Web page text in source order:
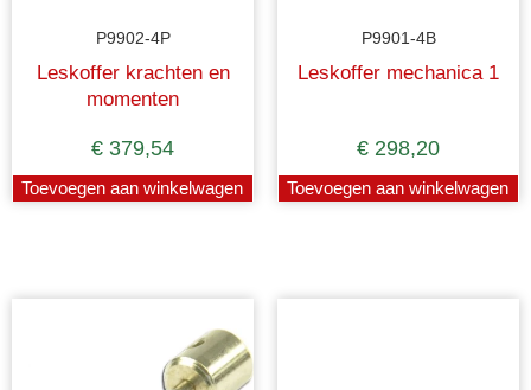
P9902-4P
Leskoffer krachten en
momenten
€ 379,54
Toevoegen aan winkelwagen
P9901-4B
Leskoffer mechanica 1
€ 298,20
Toevoegen aan winkelwagen